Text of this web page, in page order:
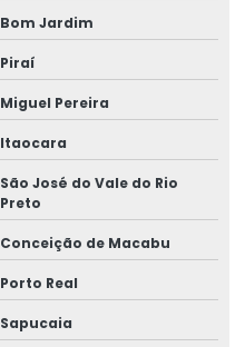
Bom Jardim
Piraí
Miguel Pereira
Itaocara
São José do Vale do Rio
Preto
Conceição de Macabu
Porto Real
Sapucaia